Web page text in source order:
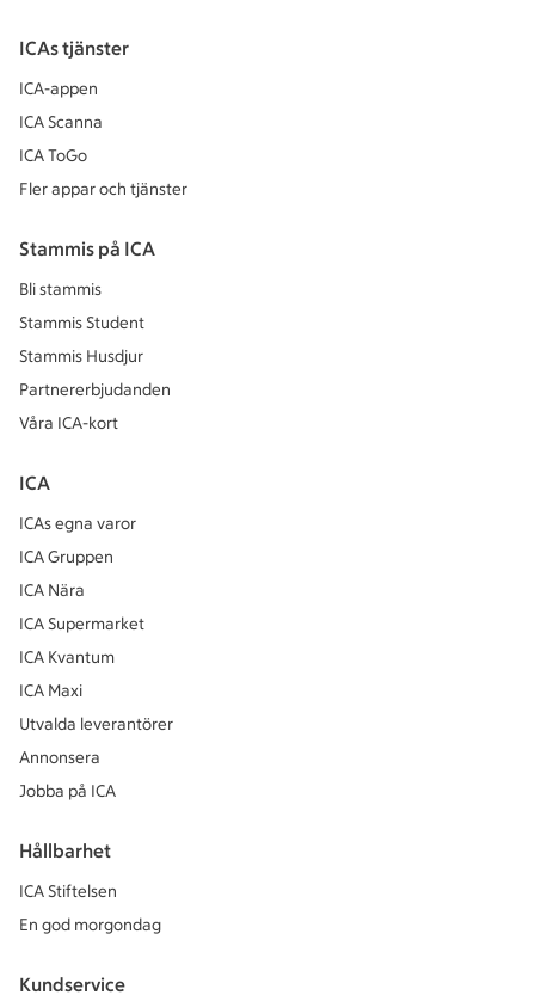
ICAs tjänster
ICA-appen
ICA Scanna
ICA ToGo
Fler appar och tjänster
Stammis på ICA
Bli stammis
Stammis Student
Stammis Husdjur
Partnererbjudanden
Våra ICA-kort
ICA
ICAs egna varor
ICA Gruppen
ICA Nära
ICA Supermarket
ICA Kvantum
ICA Maxi
Utvalda leverantörer
Annonsera
Jobba på ICA
Hållbarhet
ICA Stiftelsen
En god morgondag
Kundservice